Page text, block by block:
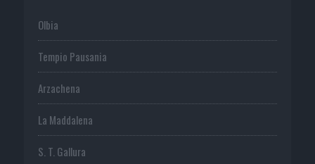
Olbia
Tempio Pausania
Arzachena
La Maddalena
S. T. Gallura